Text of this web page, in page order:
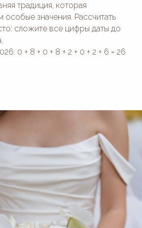
традиция, которая
особые значения. Рассчитать
сложите все цифры даты до
0 + 8 + 0 + 8 + 2 + 0 + 2 + 6 = 26